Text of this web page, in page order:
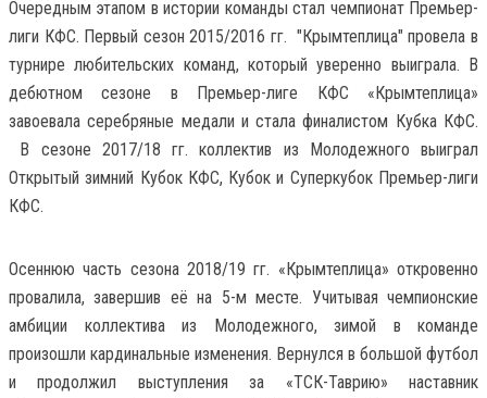
Очередным этапом в истории команды стал чемпионат Премьер-
лиги КФС. Первый сезон 2015/2016 гг. "Крымтеплица" провела в
турнире любительских команд, который уверенно выиграла. В
дебютном сезоне в Премьер-лиге КФС «Крымтеплица»
завоевала серебряные медали и стала финалистом Кубка КФС.
В сезоне 2017/18 гг. коллектив из Молодежного выиграл
Открытый зимний Кубок КФС, Кубок и Суперкубок Премьер-лиги
КФС.
Осеннюю часть сезона 2018/19 гг. «Крымтеплица» откровенно
провалила, завершив её на 5-м месте. Учитывая чемпионские
амбиции коллектива из Молодежного, зимой в команде
произошли кардинальные изменения. Вернулся в большой футбол
и продолжил выступления за «ТСК-Таврию» наставник